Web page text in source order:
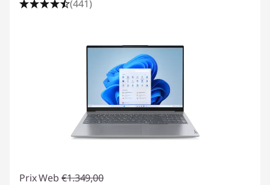
(441)
Prix Web €1.349,00